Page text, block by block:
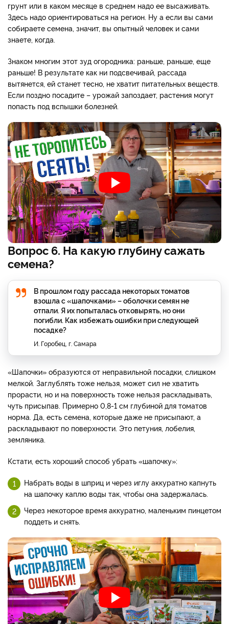
грунт или в каком месяце в среднем надо ее высаживать.
Здесь надо ориентироваться на регион. Ну а если вы сами
собираете семена, значит, вы опытный человек и сами
знаете, когда.
Знаком многим этот зуд огородника: раньше, раньше, еще
раньше! В результате как ни подсвечивай, рассада
вытянется, ей станет тесно, не хватит питательных веществ.
Если поздно посадите – урожай запоздает, растения могут
попасть под вспышки болезней.
Вопрос 6. На какую глубину сажать
семена?
В прошлом году рассада некоторых томатов
взошла с «шапочками» – оболочки семян не
отпали. Я их попыталась отковырять, но они
погибли. Как избежать ошибки при следующей
посадке?
И. Горобец, г. Самара
«Шапочки» образуются от неправильной посадки, слишком
мелкой. Заглублять тоже нельзя, может сил не хватить
прорасти, но и на поверхность тоже нельзя раскладывать,
чуть присыпав. Примерно 0,8-1 см глубиной для томатов
норма. Да, есть семена, которые даже не присыпают, а
раскладывают по поверхности. Это петуния, лобелия,
земляника.
Кстати, есть хороший способ убрать «шапочку»:
Набрать воды в шприц и через иглу аккуратно капнуть
на шапочку каплю воды так, чтобы она задержалась.
Через некоторое время аккуратно, маленьким пинцетом
поддеть и снять.